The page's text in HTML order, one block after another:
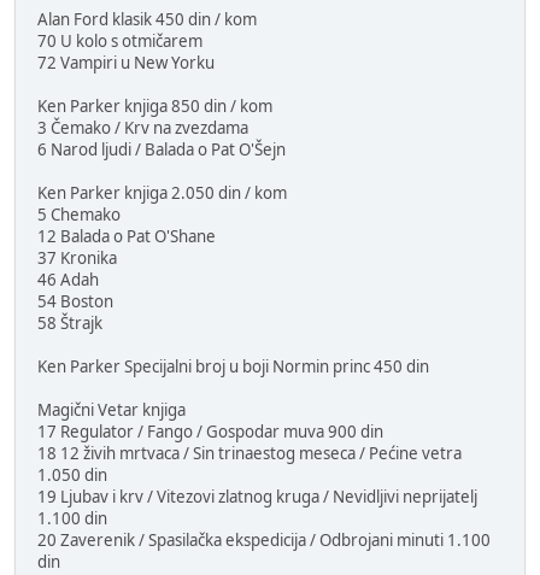
Alan Ford klasik 450 din / kom
70 U kolo s otmičarem
72 Vampiri u New Yorku
Ken Parker knjiga 850 din / kom
3 Čemako / Krv na zvezdama
6 Narod ljudi / Balada o Pat O'Šejn
Ken Parker knjiga 2.050 din / kom
5 Chemako
12 Balada o Pat O'Shane
37 Kronika
46 Adah
54 Boston
58 Štrajk
Ken Parker Specijalni broj u boji Normin princ 450 din
Magični Vetar knjiga
17 Regulator / Fango / Gospodar muva 900 din
18 12 živih mrtvaca / Sin trinaestog meseca / Pećine vetra
1.050 din
19 Ljubav i krv / Vitezovi zlatnog kruga / Nevidljivi neprijatelj
1.100 din
20 Zaverenik / Spasilačka ekspedicija / Odbrojani minuti 1.100
din